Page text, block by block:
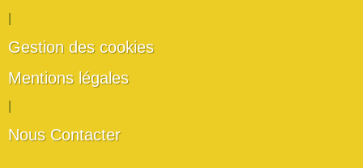
Gestion des cookies
Mentions légales
Nous Contacter